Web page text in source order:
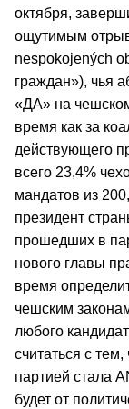
октября,
ощутимым
nespokojených
граждан»), чья
«ДА» на
время как за
действующего
всего 23,4%
мандатов из
президент
прошедших в
нового главы
время
чешским
любого
считаться с
партией стала
будет от